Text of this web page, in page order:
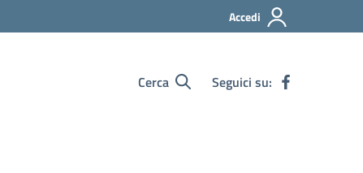
Accedi
Cerca Seguici su: